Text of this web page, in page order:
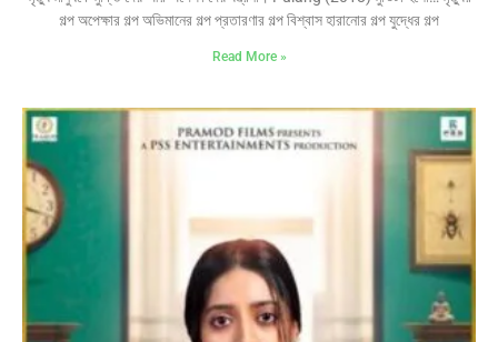
গল্প অপেক্ষার গল্প অভিমানের গল্প প্রতারণার গল্প বিশ্বাস হারানোর গল্প যুদ্ধের গল্প
Read More »